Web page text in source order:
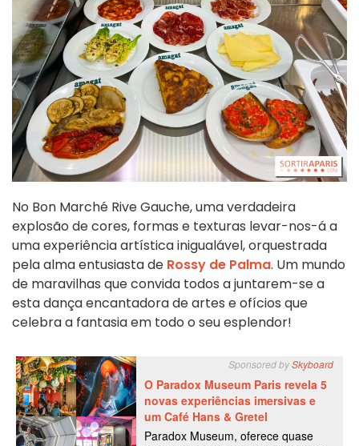
No Bon Marché Rive Gauche, uma verdadeira
explosão de cores, formas e texturas levar-nos-á a
uma experiência artística inigualável, orquestrada
pela alma entusiasta de Rossy de Palma. Um mundo
de maravilhas que convida todos a juntarem-se a
esta dança encantadora de artes e ofícios que
celebra a fantasia em todo o seu esplendor!